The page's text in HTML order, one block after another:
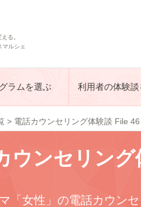
る。
マルシェ
ラムを選ぶ 利用者の体験談
> 電話カウンセリング体験談 File 46
ウンセリング
「女性」の電話カウン